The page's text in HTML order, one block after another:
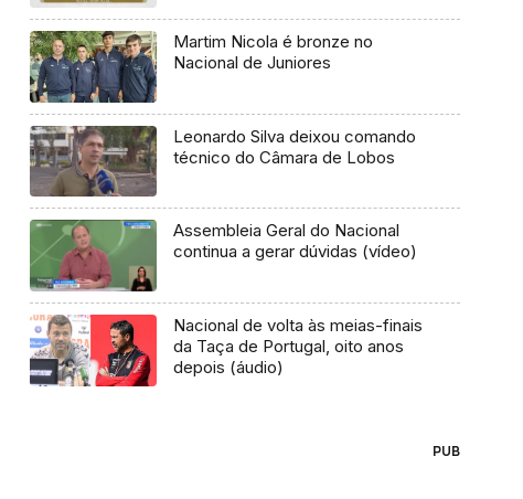
Martim Nicola é bronze no
Nacional de Juniores
Leonardo Silva deixou comando
técnico do Câmara de Lobos
Assembleia Geral do Nacional
continua a gerar dúvidas (vídeo)
Nacional de volta às meias-finais
da Taça de Portugal, oito anos
depois (áudio)
PUB